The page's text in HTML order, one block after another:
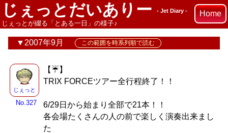
じぇっとだいありー- Jet Diary -
じぇっとが綴る「とある一日」の様子♪
Home
2007年9月 この範囲を時系列順で読む
じぇっと
No.327
【☔】
TRIX FORCEツアー全行程終了！！
6/29日から始まり全部で21本！！
各会場たくさんの人の前で楽しく演奏出来まし
た